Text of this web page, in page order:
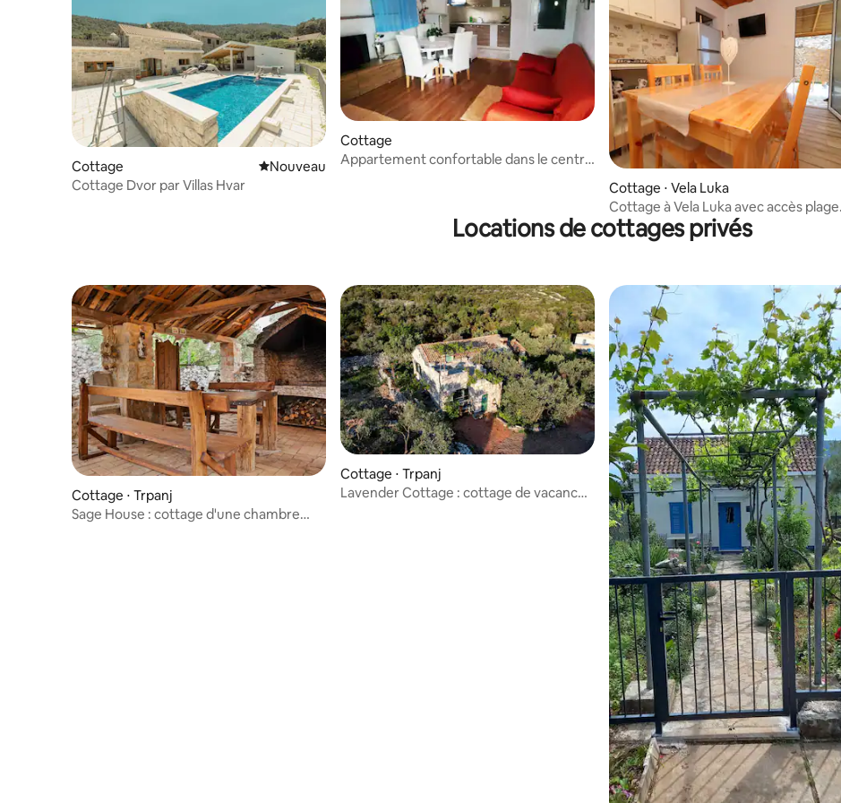
Cottage Nouvel hébergement
Nouveau
Cottage Dvor par Villas Hvar
Cottage
Appartement confortable dans le centre
Cottage ⋅ Vela Luka
Cottage à Vela Luka avec accès plage
pour 4
Locations de cottages privés
Cottage ⋅ Trpanj
Sage House : cottage d'une chambre
Cottage ⋅ Trpanj
Lavender Cottage : cottage de vacances